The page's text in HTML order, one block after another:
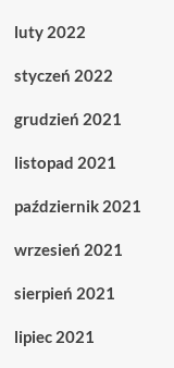
luty 2022
styczeń 2022
grudzień 2021
listopad 2021
październik 2021
wrzesień 2021
sierpień 2021
lipiec 2021